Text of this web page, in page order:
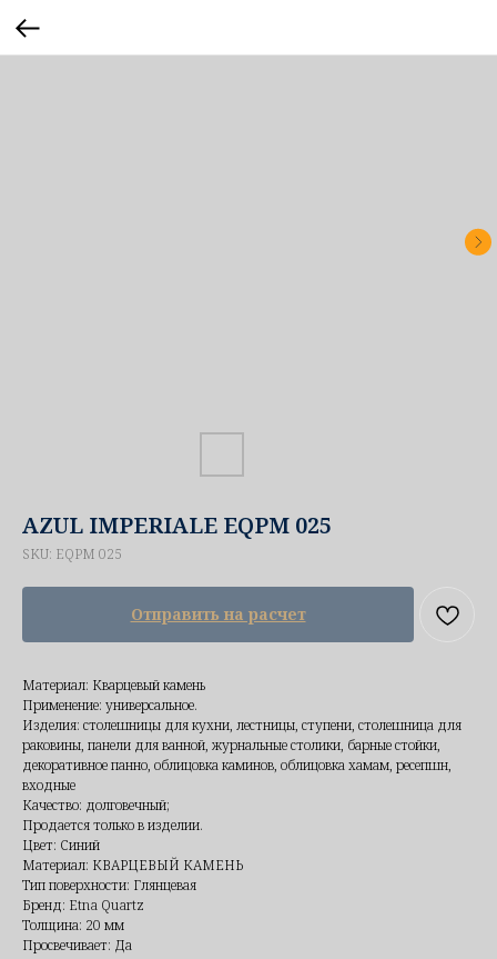
AZUL IMPERIALE EQPM 025
SKU: EQPM 025
Отправить на расчет
Материал: Кварцевый камень
Применение: универсальное.
Изделия: столешницы для кухни, лестницы, ступени, столешница для
раковины, панели для ванной, журнальные столики, барные стойки,
декоративное панно, облицовка каминов, облицовка хамам, ресепшн,
входные
Качество: долговечный;
Продается только в изделии.
Цвет: Синий
Материал: КВАРЦЕВЫЙ КАМЕНЬ
Тип поверхности: Глянцевая
Бренд: Etna Quartz
Толщина: 20 мм
Просвечивает: Да